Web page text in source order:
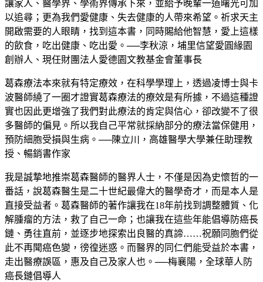
讓家人、醫學界、學術界傳承下來，並給予晚輩一道曙光可加
以追尋；更為我們愛健康、失去健康的人帶來希望。祈求天主
開啟需要的人眼睛，找到這本書，同時賜給他智慧，愛上這樣
的飲食，吃出健康、吃出愛。──李秋涼，埔里信望愛圓緣園
創辦人、現任財團法人愛德園文教基金會董事長
葛森療法本來就有特定療效，在科學學理上，透過凌博士與卡
波醫師繞了一圈才證實葛森療法的療效是有所據，不過這種證
實也因此更增強了我們對此療法的肯定與信心，卻改變不了很
多醫師的偏見。所以我自己平常就採納部分的療法當保健用，
預防細胞受損與生病。──陳立川，高雄醫學大學兼任助理教
授、暢銷書作家
我是誠摯地推崇葛森醫師的醫界人士，不僅是因為史懷哲的一
番話，說葛森醫生是二十世紀最偉大的醫學奇才，而是本人是
直接受益者。葛森醫師的著作讓我在18年前找到調整體質、化
解腫瘤的方法，救了自己一命；也讓我在這些年能倡導防癌長
鏈、勇往直前，並逐步地探索出良醫的真諦……祝願同胞們從
此不再聞癌色變，徬徨迷惑。而醫界的同仁們能受益於本書，
走出醫療誤區，惠及自己及家人也。──梅襄陽，全球華人防
癌長鏈倡導人